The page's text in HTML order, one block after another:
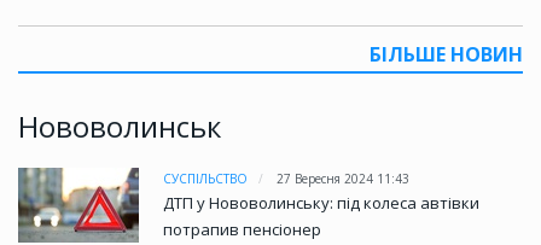
БІЛЬШЕ НОВИН
Нововолинськ
СУСПІЛЬСТВО 27 Вересня 2024 11:43
ДТП у Нововолинську: під колеса автівки
потрапив пенсіонер